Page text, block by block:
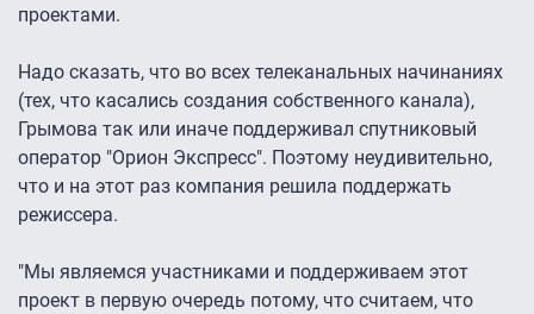
проектами.
Надо сказать, что во всех телеканальных начинаниях
(тех, что касались создания собственного канала),
Грымова так или иначе поддерживал спутниковый
оператор "Орион Экспресс". Поэтому неудивительно,
что и на этот раз компания решила поддержать
режиссера.
"Мы являемся участниками и поддерживаем этот
проект в первую очередь потому, что считаем, что